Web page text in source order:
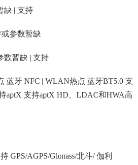
缺 | 支持
参数暂缺
数暂缺 | 支持
蓝牙 NFC | WLAN热点 蓝牙BT5.0 支
aptX 支持aptX HD、LDAC和HWA高
GPS/AGPS/Glonass/北斗/ 伽利